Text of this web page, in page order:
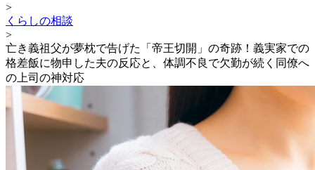
>
くらしの相談
>
亡き義祖父が夢枕で告げた「帝王切開」の奇跡！義実家での
格差飯に物申した夫の反応と、体調不良で欠勤が続く同僚へ
の上司の神対応